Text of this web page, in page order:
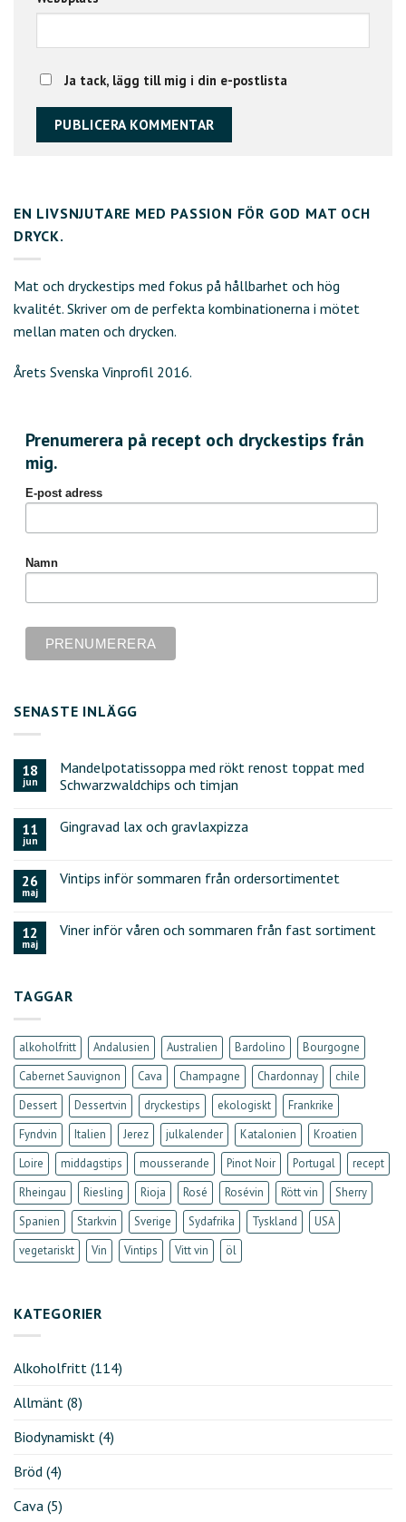
Ja tack, lägg till mig i din e-postlista
EN LIVSNJUTARE MED PASSION FÖR GOD MAT OCH
DRYCK.
Mat och dryckestips med fokus på hållbarhet och hög
kvalitét. Skriver om de perfekta kombinationerna i mötet
mellan maten och drycken.
Årets Svenska Vinprofil 2016.
Prenumerera på recept och dryckestips från
mig.
E-post adress
Namn
SENASTE INLÄGG
18
jun
Mandelpotatissoppa med rökt renost toppat med
Schwarzwaldchips och timjan
11
jun
Gingravad lax och gravlaxpizza
26
maj
Vintips inför sommaren från ordersortimentet
12
maj
Viner inför våren och sommaren från fast sortiment
TAGGAR
alkoholfritt Andalusien Australien Bardolino
Bourgogne
Cabernet Sauvignon
Cava Champagne Chardonnay
chile
Dessert
Dessertvin dryckestips ekologiskt
Frankrike
Fyndvin
Italien Jerez julkalender Katalonien
Kroatien
Loire
middagstips mousserande Pinot Noir Portugal
recept
Rheingau
Riesling Rioja Rosé Rosévin Rött vin
Sherry
Spanien
Starkvin Sverige Sydafrika Tyskland
USA
vegetariskt
Vin Vintips Vitt vin öl
KATEGORIER
Alkoholfritt (114)
Allmänt (8)
Biodynamiskt (4)
Bröd (4)
Cava (5)